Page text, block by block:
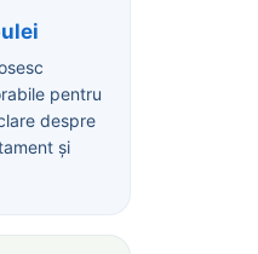
pentru
despre
și